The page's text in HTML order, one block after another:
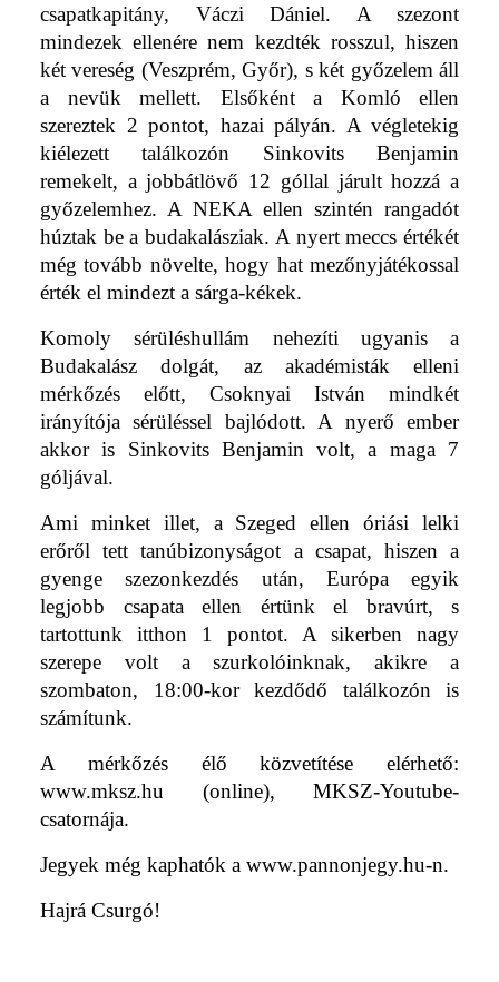
csapatkapitány, Váczi Dániel. A szezont
mindezek ellenére nem kezdték rosszul, hiszen
két vereség (Veszprém, Győr), s két győzelem áll
a nevük mellett. Elsőként a Komló ellen
szereztek 2 pontot, hazai pályán. A végletekig
kiélezett találkozón Sinkovits Benjamin
remekelt, a jobbátlövő 12 góllal járult hozzá a
győzelemhez. A NEKA ellen szintén rangadót
húztak be a budakalásziak. A nyert meccs értékét
még tovább növelte, hogy hat mezőnyjátékossal
érték el mindezt a sárga-kékek.
Komoly sérüléshullám nehezíti ugyanis a
Budakalász dolgát, az akadémisták elleni
mérkőzés előtt, Csoknyai István mindkét
irányítója sérüléssel bajlódott. A nyerő ember
akkor is Sinkovits Benjamin volt, a maga 7
góljával.
Ami minket illet, a Szeged ellen óriási lelki
erőről tett tanúbizonyságot a csapat, hiszen a
gyenge szezonkezdés után, Európa egyik
legjobb csapata ellen értünk el bravúrt, s
tartottunk itthon 1 pontot. A sikerben nagy
szerepe volt a szurkolóinknak, akikre a
szombaton, 18:00-kor kezdődő találkozón is
számítunk.
A mérkőzés élő közvetítése elérhető:
www.mksz.hu (online), MKSZ-Youtube-
csatornája.
Jegyek még kaphatók a www.pannonjegy.hu-n.
Hajrá Csurgó!